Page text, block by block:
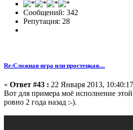
Сообщений: 342
Репутация: 28
Re:Сложная игра или простецкая....
« Ответ #43 : 22 Января 2013,
Вот для примера моё исполнение
ровно 2 года назад :-).